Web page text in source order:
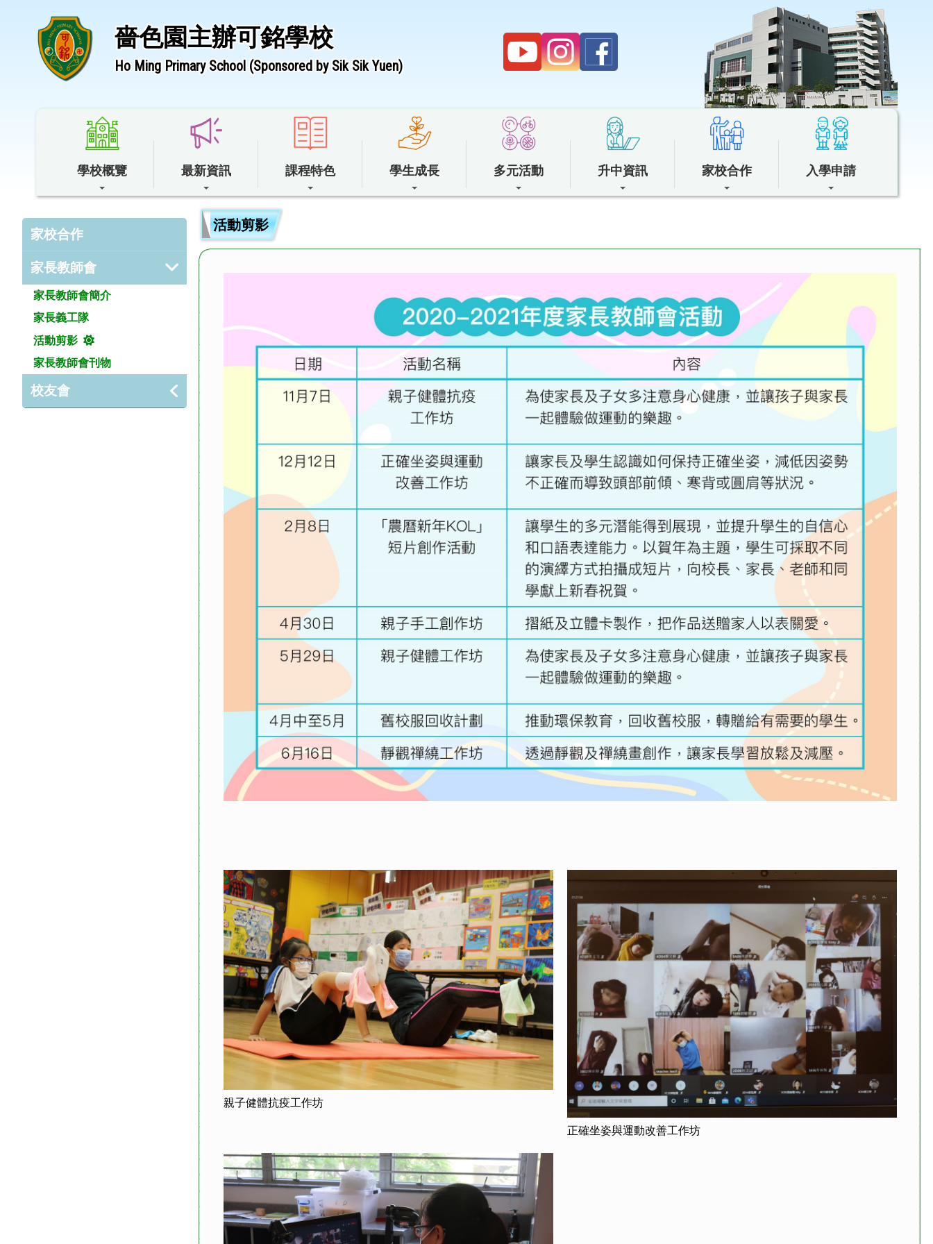
嗇色園主辦可銘學校
Ho Ming Primary School (Sponsored by Sik Sik Yuen)
學校概覽 最新資訊 課程特色 學生成長 多元活動 升中資訊 家校合作 入學申請
家校合作
家長教師會
家長教師會簡介
家長義工隊
活動剪影
家長教師會刊物
校友會
活動剪影
親子健體抗疫工作坊
正確坐姿與運動改善工作坊